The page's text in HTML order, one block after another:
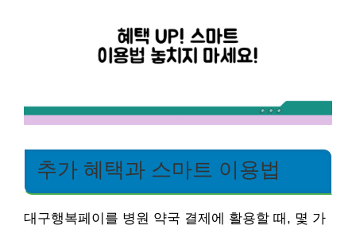
추가 혜택과 스마트 이용법
대구행복페이를 병원 약국 결제에 활용할 때, 몇 가